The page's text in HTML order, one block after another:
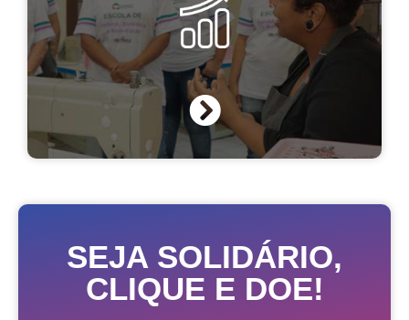
SEJA SOLIDÁRIO,
CLIQUE E DOE!